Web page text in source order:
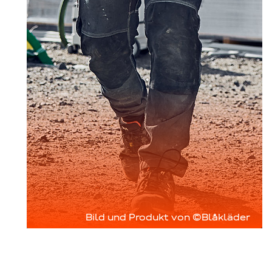
Bild und Produkt von ©Blåkläder